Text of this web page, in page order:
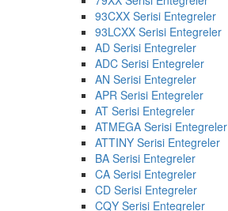
93CXX Serisi Entegreler
93LCXX Serisi Entegreler
AD Serisi Entegreler
ADC Serisi Entegreler
AN Serisi Entegreler
APR Serisi Entegreler
AT Serisi Entegreler
ATMEGA Serisi Entegreler
ATTINY Serisi Entegreler
BA Serisi Entegreler
CA Serisi Entegreler
CD Serisi Entegreler
CQY Serisi Entegreler